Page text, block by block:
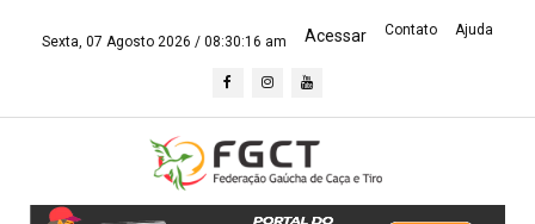
Sexta, 07 Agosto 2026 / 08:30:16 am Acessar Contato Ajuda